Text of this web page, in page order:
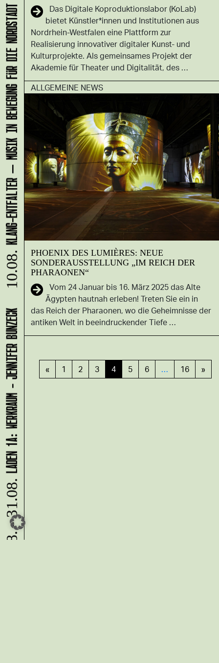
Das Digitale Koproduktionslabor (KoLab)
bietet Künstler*innen und Institutionen aus
Nordrhein-Westfalen eine Plattform zur
Realisierung innovativer digitaler Kunst- und
Kulturprojekte. Als gemeinsames Projekt der
Akademie für Theater und Digitalität, des …
ALLGEMEINE NEWS
PHOENIX DES LUMIÈRES: NEUE
SONDERAUSSTELLUNG „IM REICH DER
PHARAONEN“
Vom 24 Januar bis 16. März 2025 das Alte
Ägypten hautnah erleben! Treten Sie ein in
das Reich der Pharaonen, wo die Geheimnisse der
antiken Welt in beeindruckender Tiefe …
« 1 2 3 4 5 6 … 16 »
10.08. - 31.08.
LADEN 1A: WERKRAUM - JENNIFER BUNZECK
10.08.
KLANG-ENTFALTER – MUSIK IN BEWEGUNG FÜR DIE NORDSTADT